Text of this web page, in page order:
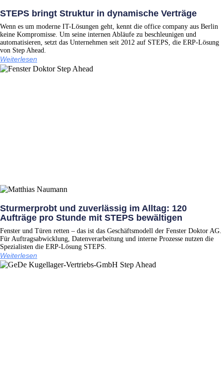
STEPS bringt Struktur in dynamische Verträge
Wenn es um moderne IT-Lösungen geht, kennt die office company aus Berlin
keine Kompromisse. Um seine internen Abläufe zu beschleunigen und
automatisieren, setzt das Unternehmen seit 2012 auf STEPS, die ERP-Lösung
von Step Ahead.
Weiterlesen
Sturmerprobt und zuverlässig im Alltag: 120
Aufträge pro Stunde mit STEPS bewältigen
Fenster und Türen retten – das ist das Geschäftsmodell der Fenster Doktor AG.
Für Auftragsabwicklung, Datenverarbeitung und interne Prozesse nutzen die
Spezialisten die ERP-Lösung STEPS.
Weiterlesen